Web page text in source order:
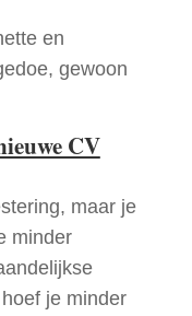
en
gewoon
CV
maar je
minder
je minder